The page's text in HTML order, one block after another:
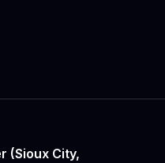
(Sioux City,